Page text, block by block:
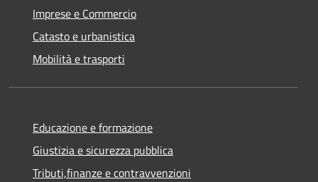
Imprese e Commercio
Catasto e urbanistica
Mobilità e trasporti
Educazione e formazione
Giustizia e sicurezza pubblica
Tributi,finanze e contravvenzioni